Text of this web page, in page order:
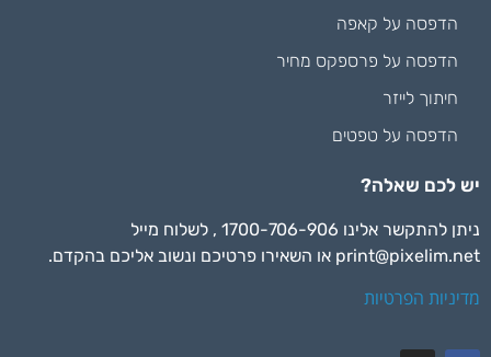
הדפסה על קאפה
הדפסה על פרספקס מחיר
חיתוך לייזר
הדפסה על טפטים
יש לכם שאלה?
ניתן להתקשר אלינו 1700-706-906 , לשלוח מייל
print@pixelim.net או השאירו פרטיכם ונשוב אליכם בהקדם.
מדיניות הפרטיות